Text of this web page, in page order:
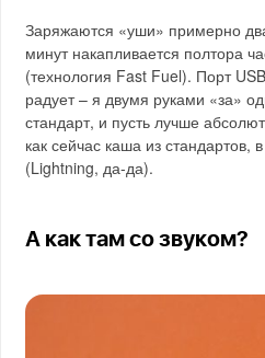
Заряжаются «уши» примерно
минут накапливается полтора
(технология Fast Fuel). Порт
радует – я двумя руками «за»
стандарт, и пусть лучше
как сейчас каша из стандартов,
(Lightning, да-да).
А как там со звуком?